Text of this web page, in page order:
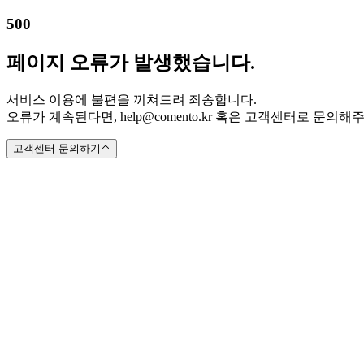
500
페이지 오류가 발생했습니다.
서비스 이용에 불편을 끼쳐드려 죄송합니다.
오류가 계속된다면, help@comento.kr 혹은 고객센터로 문의해
고객센터 문의하기